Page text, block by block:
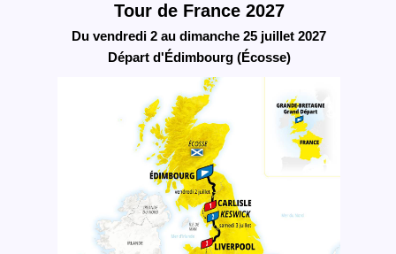
Tour de France 2027
Du vendredi 2 au dimanche 25 juillet 2027
Départ d'Édimbourg (Écosse)